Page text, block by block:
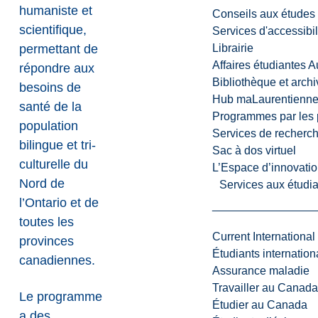
Conseils aux études
Services
Librairie
Affaires étudiantes
Bibliothèque et
Hub maLaurentienne
Programmes par les
Services de
Sac à dos virtuel
L’Espace
Services aux
Current International
Étudiants
Assurance maladie
Travailler au Canada
Étudier au Canada
humaniste et
scientifique,
permettant de
répondre aux
besoins de
santé de la
population
bilingue et tri-
culturelle du
Nord de
l’Ontario et de
toutes les
provinces
canadiennes.
Le programme